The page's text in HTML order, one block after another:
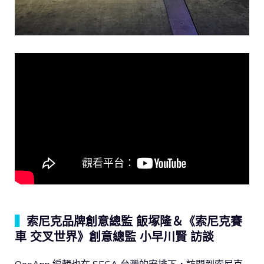
索尼克品牌創意總監 飯塚隆＆《索尼克賽
車 交叉世界》創意總監 小早川賢 訪談